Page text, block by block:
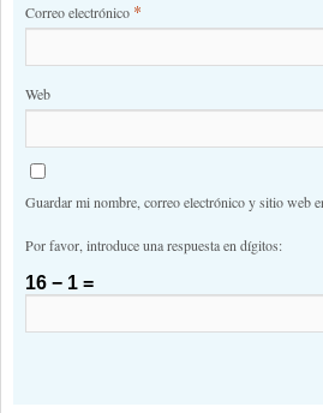
Correo electrónico *
Web
Guardar mi nombre, correo electrónico y sitio web
Por favor, introduce una respuesta en dígitos:
16 − 1 =